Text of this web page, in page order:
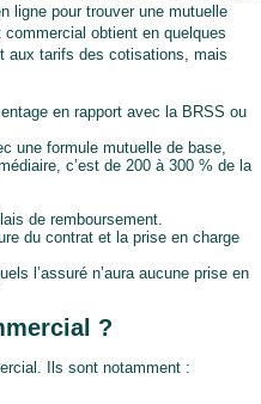
ligne pour trouver une mutuelle
obtient en quelques
aux tarifs des cotisations, mais
en rapport avec la BRSS ou
une formule mutuelle de base,
c’est de 200 à 300 % de la
de remboursement.
du contrat et la prise en charge
l’assuré n’aura aucune prise en
?
Ils sont notamment :